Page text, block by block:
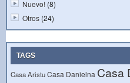
Nuevo! (8)
Otros (24)
TAGS
Casa AristuCasa Danielna Casa